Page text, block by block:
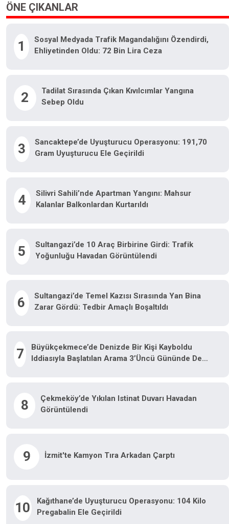
ÖNE ÇIKANLAR
1
Sosyal Medyada Trafik Magandalığını Özendirdi,
Ehliyetinden Oldu: 72 Bin Lira Ceza
2
Tadilat Sırasında Çıkan Kıvılcımlar Yangına
Sebep Oldu
3
Sancaktepe’de Uyuşturucu Operasyonu: 191,70
Gram Uyuşturucu Ele Geçirildi
4
Silivri Sahili’nde Apartman Yangını: Mahsur
Kalanlar Balkonlardan Kurtarıldı
5
Sultangazi’de 10 Araç Birbirine Girdi: Trafik
Yoğunluğu Havadan Görüntülendi
6
Sultangazi’de Temel Kazısı Sırasında Yan Bina
Zarar Gördü: Tedbir Amaçlı Boşaltıldı
7
Büyükçekmece’de Denizde Bir Kişi Kayboldu
Iddiasıyla Başlatılan Arama 3’üncü Gününde De
8
Çekmeköy’de Yıkılan Istinat Duvarı Havadan
Görüntülendi
9 İzmit'te Kamyon Tıra Arkadan Çarptı
10
Kağıthane’de Uyuşturucu Operasyonu: 104 Kilo
Pregabalin Ele Geçirildi